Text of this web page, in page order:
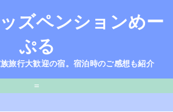
ッズペンションめー
ぷる
旅行大歓迎の宿。宿泊時のご感想も紹介
=